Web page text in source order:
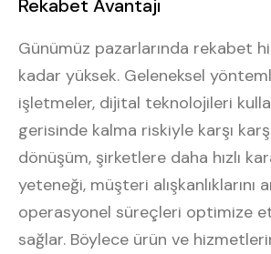
Rekabet Avantajı
Günümüz pazarlarında rekabet
kadar yüksek. Geleneksel
işletmeler, dijital teknolojileri
gerisinde kalma riskiyle karşı
dönüşüm, şirketlere daha hızlı
yeteneği, müşteri alışkanlıklarını
operasyonel süreçleri optimize
sağlar. Böylece ürün ve